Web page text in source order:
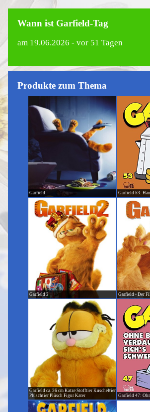
Wann ist Garfield-Tag
am 19.06.2026 - vor 51 Tagen
Produkte zum Thema
Garfield Garfield 53:
Garfield 2 Garfield - Der
Garfield ca. 26 cm Katze Stofftier Kuscheltier
Plüschtier Plüsch Figur Kater
Garfield 47: